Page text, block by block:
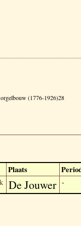
(1776-1926)28
Plaats
De Jouwer -